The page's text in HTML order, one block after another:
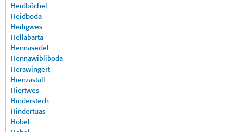
Heidböchel
Heidboda
Heiligwes
Hellabarta
Hennasedel
Hennawibliboda
Herawingert
Hienzastall
Hiertwes
Hinderstech
Hindertuas
Hobel